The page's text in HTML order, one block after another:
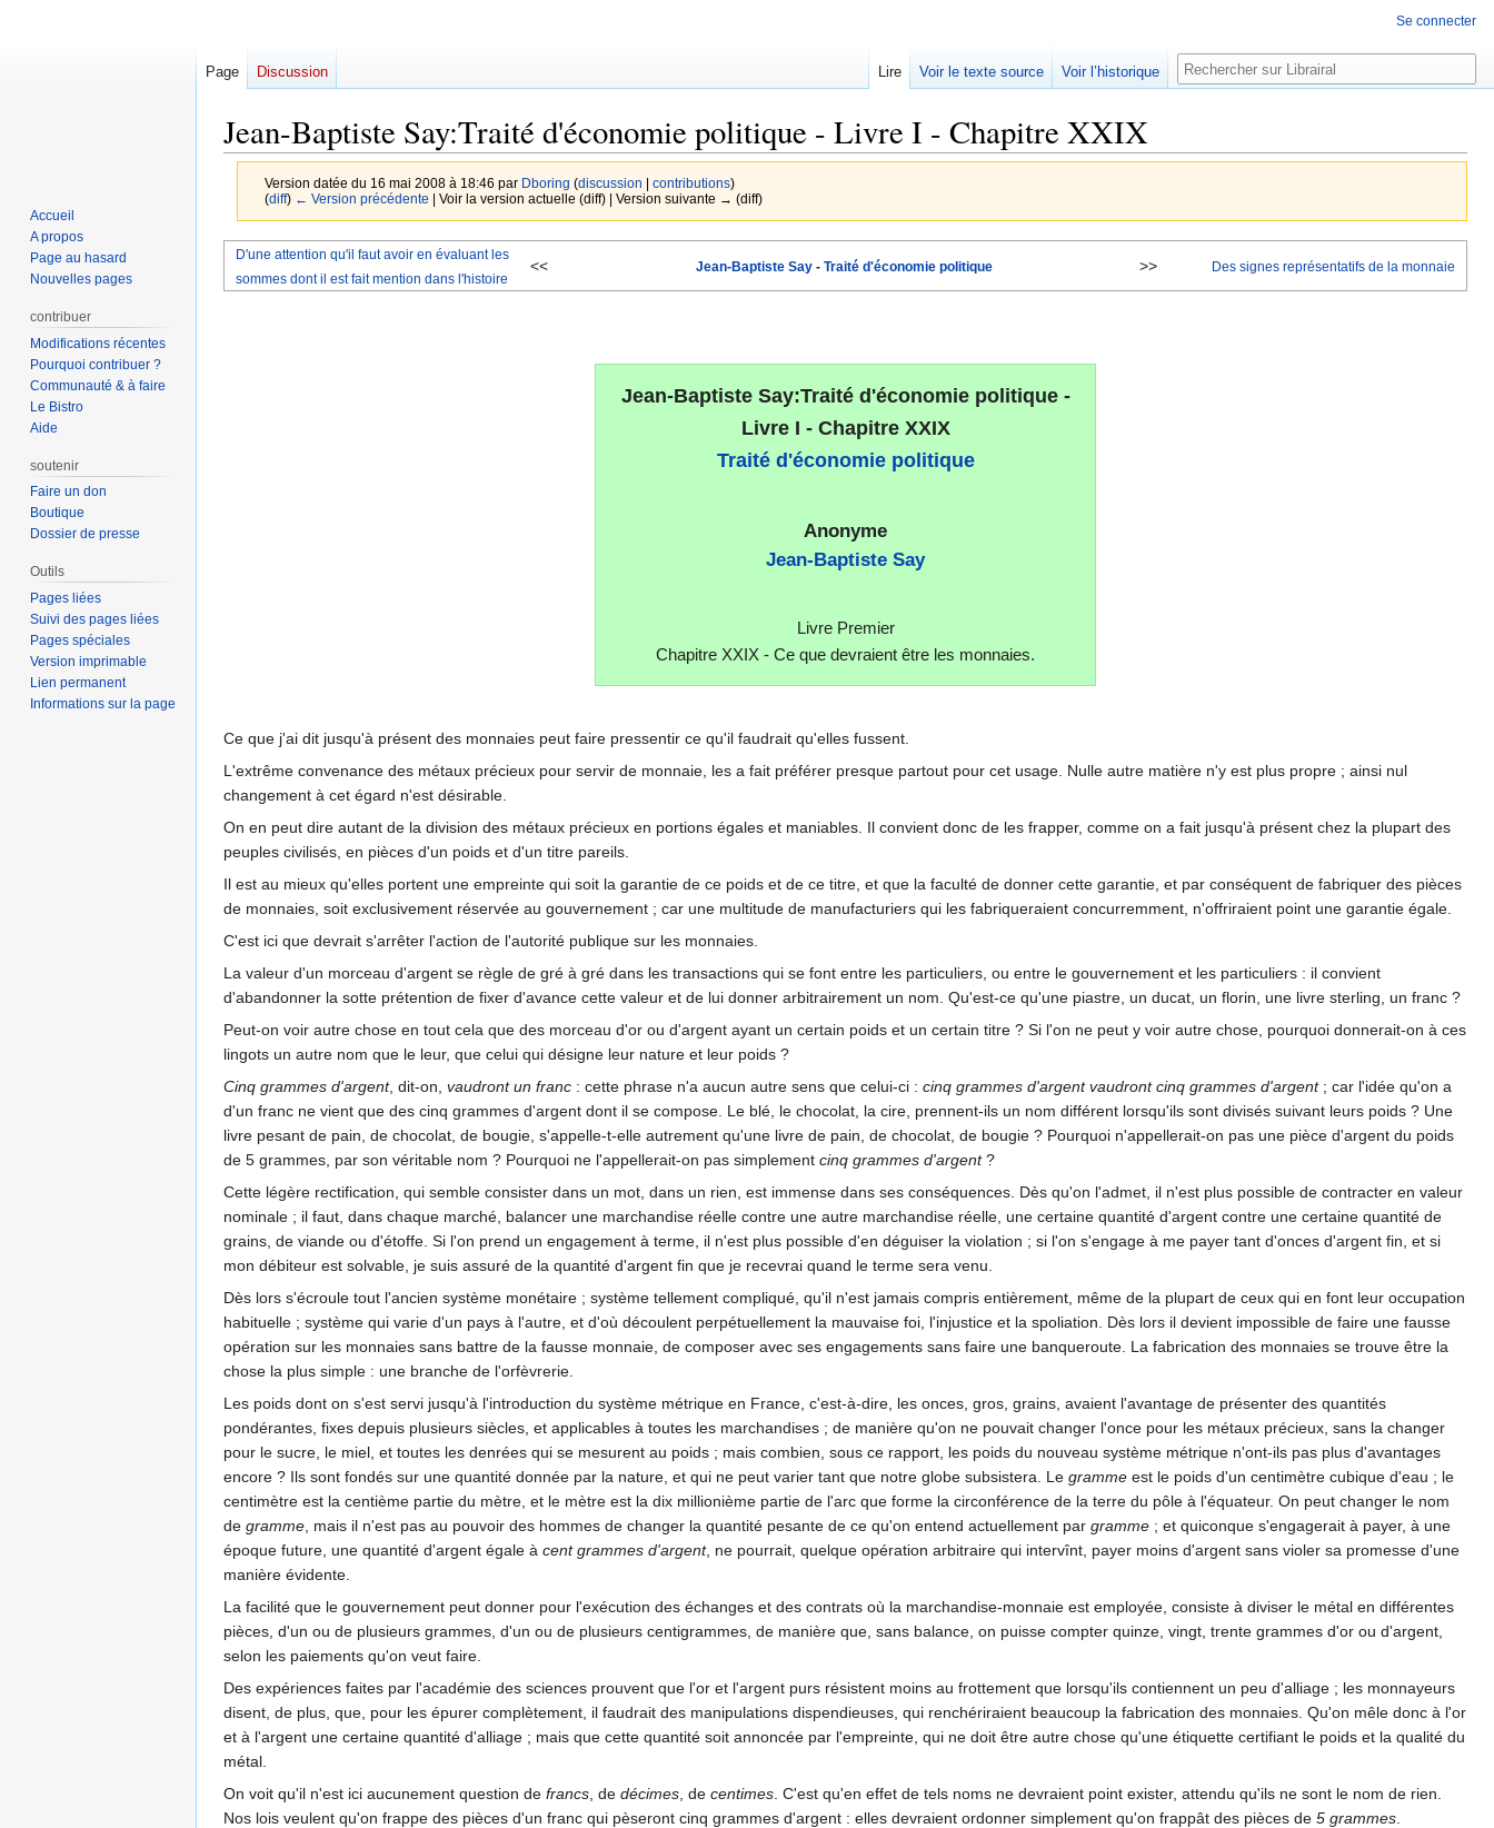
Jean-Baptiste Say:Traité d'économie politique - Livre I - Chapitre XXIX
Version datée du 16 mai 2008 à 18:46 par Dboring (discussion contributions)
(diff) ← Version précédente | Voir la version actuelle (diff) | Version suivante → (diff)
Aller
Aller
D'une attention qu'il faut avoir en évaluant les
sommes dont il est fait mention dans l'histoire
<< Jean-Baptiste Say- Traité d'économie politique >> Des signes représentatifs de la monnaie
Jean-Baptiste Say:Traité d'économie politique -
Livre I - Chapitre XXIX
Traité d'économie politique
Anonyme
Jean-Baptiste Say
Livre Premier
Chapitre XXIX - Ce que devraient être les monnaies.
Ce que j'ai dit jusqu'à présent des monnaies peut faire pressentir ce qu'il faudrait qu'elles fussent.
L'extrême convenance des métaux précieux pour servir de monnaie, les a fait préférer presque partout pour cet usage. Nulle autre matière n'y est plus propre ; ainsi nul
changement à cet égard n'est désirable.
On en peut dire autant de la division des métaux précieux en portions égales et maniables. Il convient donc de les frapper, comme on a fait jusqu'à présent chez la plupart des
peuples civilisés, en pièces d'un poids et d'un titre pareils.
Il est au mieux qu'elles portent une empreinte qui soit la garantie de ce poids et de ce titre, et que la faculté de donner cette garantie, et par conséquent de fabriquer des pièces
de monnaies, soit exclusivement réservée au gouvernement ; car une multitude de manufacturiers qui les fabriqueraient concurremment, n'offriraient point une garantie égale.
C'est ici que devrait s'arrêter l'action de l'autorité publique sur les monnaies.
La valeur d'un morceau d'argent se règle de gré à gré dans les transactions qui se font entre les particuliers, ou entre le gouvernement et les particuliers : il convient
d'abandonner la sotte prétention de fixer d'avance cette valeur et de lui donner arbitrairement un nom. Qu'est-ce qu'une piastre, un ducat, un florin, une livre sterling, un franc ?
Peut-on voir autre chose en tout cela que des morceau d'or ou d'argent ayant un certain poids et un certain titre ? Si l'on ne peut y voir autre chose, pourquoi donnerait-on à ces
lingots un autre nom que le leur, que celui qui désigne leur nature et leur poids ?
Cinq grammes d'argent, dit-on, vaudront un franc : cette phrase n'a aucun autre sens que celui-ci : cinq grammes d'argent vaudront cinq grammes d'argent; car l'idée qu'on a
d'un franc ne vient que des cinq grammes d'argent dont il se compose. Le blé, le chocolat, la cire, prennent-ils un nom différent lorsqu'ils sont divisés suivant leurs poids ? Une
livre pesant de pain, de chocolat, de bougie, s'appelle-t-elle autrement qu'une livre de pain, de chocolat, de bougie ? Pourquoi n'appellerait-on pas une pièce d'argent du poids
de 5 grammes, par son véritable nom ? Pourquoi ne l'appellerait-on pas simplement cinq grammes d'argent?
Cette légère rectification, qui semble consister dans un mot, dans un rien, est immense dans ses conséquences. Dès qu'on l'admet, il n'est plus possible de contracter en valeur
nominale ; il faut, dans chaque marché, balancer une marchandise réelle contre une autre marchandise réelle, une certaine quantité d'argent contre une certaine quantité de
grains, de viande ou d'étoffe. Si l'on prend un engagement à terme, il n'est plus possible d'en déguiser la violation ; si l'on s'engage à me payer tant d'onces d'argent fin, et si
mon débiteur est solvable, je suis assuré de la quantité d'argent fin que je recevrai quand le terme sera venu.
Dès lors s'écroule tout l'ancien système monétaire ; système tellement compliqué, qu'il n'est jamais compris entièrement, même de la plupart de ceux qui en font leur occupation
habituelle ; système qui varie d'un pays à l'autre, et d'où découlent perpétuellement la mauvaise foi, l'injustice et la spoliation. Dès lors il devient impossible de faire une fausse
opération sur les monnaies sans battre de la fausse monnaie, de composer avec ses engagements sans faire une banqueroute. La fabrication des monnaies se trouve être la
chose la plus simple : une branche de l'orfèvrerie.
Les poids dont on s'est servi jusqu'à l'introduction du système métrique en France, c'est-à-dire, les onces, gros, grains, avaient l'avantage de présenter des quantités
pondérantes, fixes depuis plusieurs siècles, et applicables à toutes les marchandises ; de manière qu'on ne pouvait changer l'once pour les métaux précieux, sans la changer
pour le sucre, le miel, et toutes les denrées qui se mesurent au poids ; mais combien, sous ce rapport, les poids du nouveau système métrique n'ont-ils pas plus d'avantages
encore ? Ils sont fondés sur une quantité donnée par la nature, et qui ne peut varier tant que notre globe subsistera. Le gramme est le poids d'un centimètre cubique d'eau ; le
centimètre est la centième partie du mètre, et le mètre est la dix millionième partie de l'arc que forme la circonférence de la terre du pôle à l'équateur. On peut changer le nom
de gramme, mais il n'est pas au pouvoir des hommes de changer la quantité pesante de ce qu'on entend actuellement par gramme ; et quiconque s'engagerait à payer, à une
époque future, une quantité d'argent égale à cent grammes d'argent, ne pourrait, quelque opération arbitraire qui intervînt, payer moins d'argent sans violer sa promesse d'une
manière évidente.
La facilité que le gouvernement peut donner pour l'exécution des échanges et des contrats où la marchandise-monnaie est employée, consiste à diviser le métal en différentes
pièces, d'un ou de plusieurs grammes, d'un ou de plusieurs centigrammes, de manière que, sans balance, on puisse compter quinze, vingt, trente grammes d'or ou d'argent,
selon les paiements qu'on veut faire.
Des expériences faites par l'académie des sciences prouvent que l'or et l'argent purs résistent moins au frottement que lorsqu'ils contiennent un peu d'alliage ; les monnayeurs
disent, de plus, que, pour les épurer complètement, il faudrait des manipulations dispendieuses, qui renchériraient beaucoup la fabrication des monnaies. Qu'on mêle donc à l'or
et à l'argent une certaine quantité d'alliage ; mais que cette quantité soit annoncée par l'empreinte, qui ne doit être autre chose qu'une étiquette certifiant le poids et la qualité du
métal.
On voit qu'il n'est ici aucunement question de francs, de décimes, de centimes. C'est qu'en effet de tels noms ne devraient point exister, attendu qu'ils ne sont le nom de rien.
Nos lois veulent qu'on frappe des pièces d'un franc qui pèseront cinq grammes d'argent : elles devraient ordonner simplement qu'on frappât des pièces de 5 grammes.
Se connecter
Page Discussion Lire Voir le texte source Voir l’historique Rechercher
Accueil
A propos
Page au hasard
Nouvelles pages
contribuer
Modifications récentes
Pourquoi contribuer ?
Communauté & à faire
Le Bistro
Aide
soutenir
Faire un don
Boutique
Dossier de presse
Outils
Pages liées
Suivi des pages liées
Pages spéciales
Version imprimable
Lien permanent
Informations sur la page